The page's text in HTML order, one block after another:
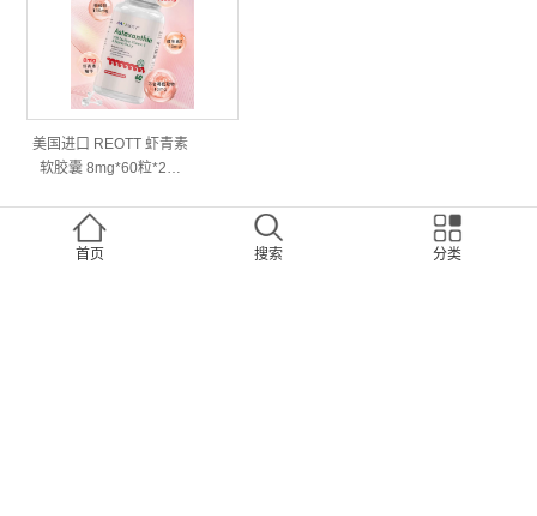
美国进口 REOTT 虾青素
软胶囊 8mg*60粒*2…
分享給朋友吧！
首页 搜索 分类